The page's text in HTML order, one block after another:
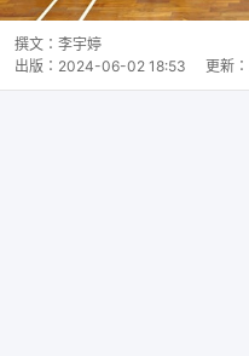
撰文： 李宇婷
出版： 2024-06-02 18:53 更新：